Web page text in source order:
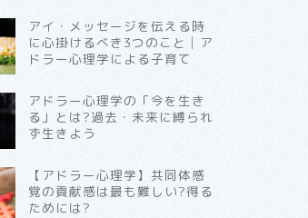
アイ・メッセージを伝える時
に心掛けるべき3つのこと│ア
ドラー心理学による子育て
アドラー心理学の「今を生き
る」とは?過去・未来に縛られ
ず生きよう
【アドラー心理学】共同体感
覚の貢献感は最も難しい?得る
ためには?